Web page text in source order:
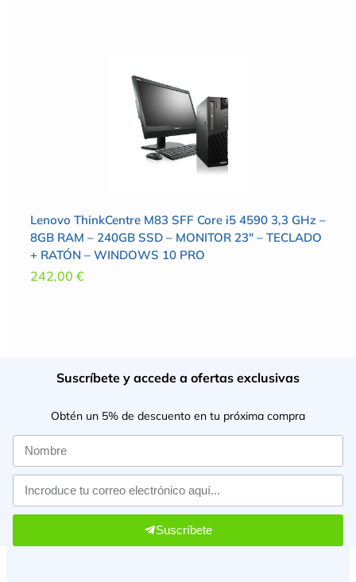
Lenovo ThinkCentre M83 SFF Core i5 4590 3,3 GHz –
8GB RAM – 240GB SSD – MONITOR 23″ – TECLADO
+ RATÓN – WINDOWS 10 PRO
242,00 €
Suscríbete y accede a ofertas exclusivas
Obtén un 5% de descuento en tu próxima compra
Suscríbete